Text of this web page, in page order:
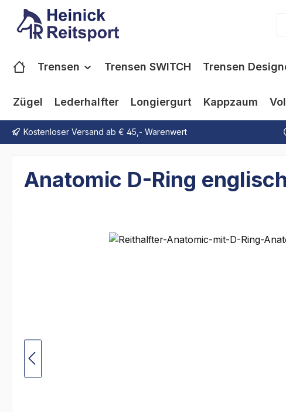
Hauptinhalt springen
Zur Suche springen
Zur Hauptnavigation springen
Trensen Trensen SWITCH Trensen
Zügel Lederhalfter Longiergurt Kappzaum
Kostenloser Versand ab € 45,- Warenwert
Anatomic D-Ring englisch
Bildergalerie überspringen